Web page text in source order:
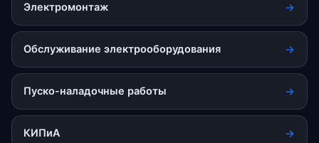
Электромонтаж
Обслуживание электрооборудования
Пуско-наладочные работы
КИПиА